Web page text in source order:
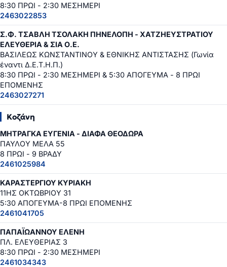
8:30 ΠΡΩΙ - 2:30 ΜΕΣΗΜΕΡΙ
2463022853
Σ.Φ. ΤΣΑΒΛΗ ΤΣΟΛΑΚΗ ΠΗΝΕΛΟΠΗ - ΧΑΤΖΗΕΥΣΤΡΑΤΙΟΥ
ΕΛΕΥΘΕΡΙΑ & ΣΙΑ Ο.Ε.
ΒΑΣΙΛΕΩΣ ΚΩΝΣΤΑΝΤΙΝΟΥ & ΕΘΝΙΚΗΣ ΑΝΤΙΣΤΑΣΗΣ (Γωνία
έναντι Δ.Ε.Τ.Η.Π.)
8:30 ΠΡΩΙ - 2:30 ΜΕΣΗΜΕΡΙ & 5:30 ΑΠΟΓΕΥΜΑ - 8 ΠΡΩΙ
ΕΠΟΜΕΝΗΣ
2463027271
Κοζάνη
ΜΗΤΡΑΓΚΑ ΕΥΓΕΝΙΑ - ΔΙΑΦΑ ΘΕΟΔΩΡΑ
ΠΑΥΛΟΥ ΜΕΛΑ 55
8 ΠΡΩΙ - 9 ΒΡΑΔΥ
2461025984
ΚΑΡΑΣΤΕΡΓΙΟΥ ΚΥΡΙΑΚΗ
11ΗΣ ΟΚΤΩΒΡΙΟΥ 31
5:30 ΑΠΟΓΕΥΜΑ-8 ΠΡΩΙ ΕΠΟΜΕΝΗΣ
2461041705
ΠΑΠΑΪΩΑΝΝΟΥ ΕΛΕΝΗ
ΠΛ. ΕΛΕΥΘΕΡΙΑΣ 3
8:30 ΠΡΩΙ - 2:30 ΜΕΣΗΜΕΡΙ
2461034343